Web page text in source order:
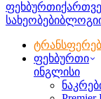
ფეხბურთი
სახეობებიბლოგი
ფეხბურთი
ინგლისი